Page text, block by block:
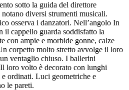
sotto la guida del direttore
diversi strumenti musicali.
osserva i danzatori. Nell’angolo In
il cappello guarda soddisfatto la
con ampie e morbide gonne, calze
corpetto molto stretto avvolge il loro
ventaglio chiuso. I ballerini
loro volto è decorato con lunghi
ordinati. Luci geometriche e
le pareti.